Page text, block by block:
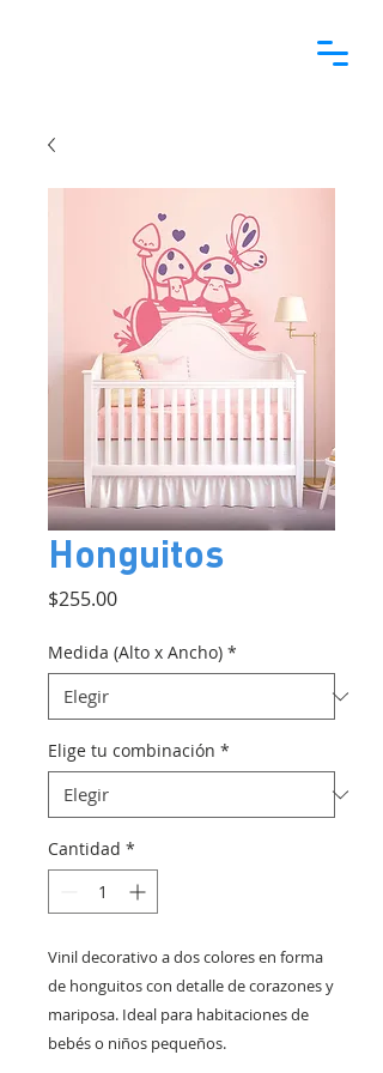
Honguitos
$255.00Precio
Medida (Alto x Ancho) *
Elige tu combinación *
Cantidad *
Vinil decorativo a dos colores en forma
de honguitos con detalle de corazones y
mariposa. Ideal para habitaciones de
bebés o niños pequeños.